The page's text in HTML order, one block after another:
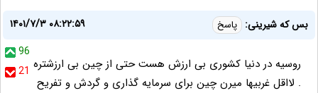
بس که شیرینی: پاسخ
۱۴۰۱/۷/۳ ۰۸:۲۲:۵۹
96
21 روسیه در دنیا کشوری بی ارزش هست حتی از چین بی ارزشتره
. لااقل غربیها میرن چین برای سرمایه گذاری و گردش و تفریح